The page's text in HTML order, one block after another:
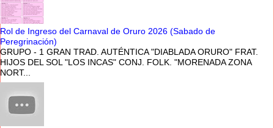
Rol de Ingreso del Carnaval de Oruro 2026 (Sabado de
Peregrinación)
GRUPO - 1 GRAN TRAD. AUTÉNTICA "DIABLADA ORURO" FRAT.
HIJOS DEL SOL "LOS INCAS" CONJ. FOLK. "MORENADA ZONA
NORT...